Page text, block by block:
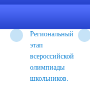
олимпиады
Региональный
этап
всероссийской
олимпиады
школьников.